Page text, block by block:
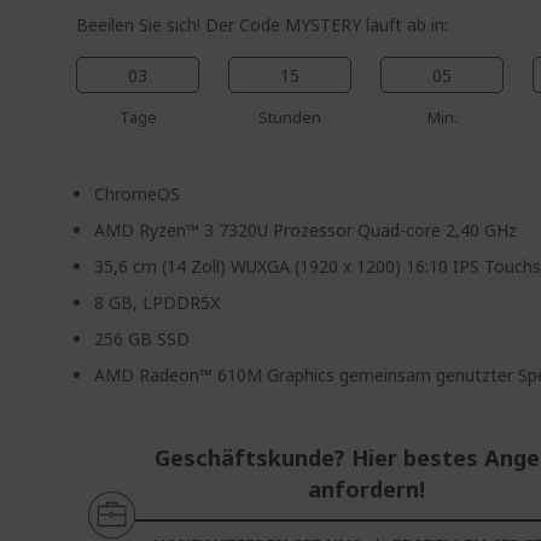
Beeilen Sie sich! Der Code MYSTERY läuft ab in:
03
Tage
15
Stunden
05
Min.
ChromeOS
AMD Ryzen™ 3 7320U Prozessor Quad-core 2,40 GHz
35,6 cm (14 Zoll) WUXGA (1920 x 1200) 16:10 IPS
8 GB, LPDDR5X
256 GB SSD
AMD Radeon™ 610M Graphics gemeinsam genutzter
Geschäftskunde? Hier bestes
anfordern!